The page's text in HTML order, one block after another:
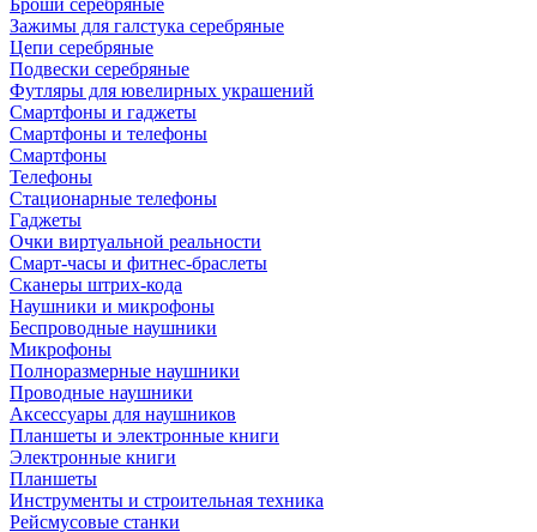
Броши серебряные
Зажимы для галстука серебряные
Цепи серебряные
Подвески серебряные
Футляры для ювелирных украшений
Смартфоны и гаджеты
Смартфоны и телефоны
Смартфоны
Телефоны
Стационарные телефоны
Гаджеты
Очки виртуальной реальности
Смарт-часы и фитнес-браслеты
Сканеры штрих-кода
Наушники и микрофоны
Беспроводные наушники
Микрофоны
Полноразмерные наушники
Проводные наушники
Аксессуары для наушников
Планшеты и электронные книги
Электронные книги
Планшеты
Инструменты и строительная техника
Рейсмусовые станки